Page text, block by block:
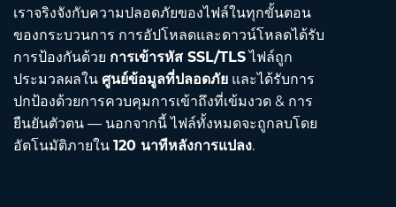
เราจริงจังกับความปลอดภัยของไฟล์ในทุกขั้นตอน
ของกระบวนการ การอัปโหลดและดาวน์โหลดได้รับ
การป้องกันด้วย การเข้ารหัส SSL/TLSไฟล์ถูก
ประมวลผลใน ศูนย์ข้อมูลที่ปลอดภัย และได้รับการ
ปกป้องด้วยการควบคุมการเข้าถึงที่เข้มงวด & การ
ยืนยันตัวตน — นอกจากนี้ ไฟล์ทั้งหมดจะถูกลบโดย
อัตโนมัติภายใน 120 นาทีหลังการแปลง.